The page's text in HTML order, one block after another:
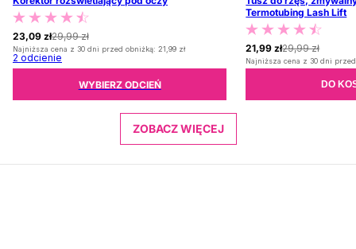
29,99 zł
23,09 zł
Najniższa cena z 30 dni przed obniżką: 21,99 zł
2 odcienie
WYBIERZ ODCIEŃ
Termotubing Lash Lift
29,99 zł
21,99 zł
Najniższa cena z 30 dni
DO
ZOBACZ WIĘCEJ